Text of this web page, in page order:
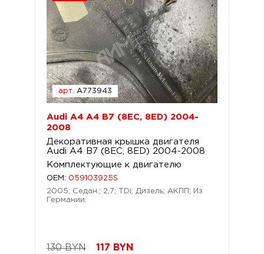
арт. A773943
Audi A4 A4 B7 (8EC, 8ED) 2004-
2008
Декоративная крышка двигателя
Audi A4 B7 (8EC, 8ED) 2004-2008
Комплектующие к двигателю
OEM: 059103925S
2005; Седан.; 2,7; TDi; Дизель; АКПП; Из
Германии.
130 BYN 117 BYN